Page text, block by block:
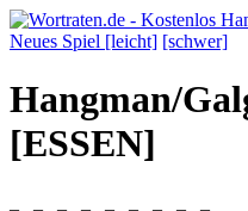
Neues Spiel [leicht] [schwer]
Hangman/
[ESSEN]